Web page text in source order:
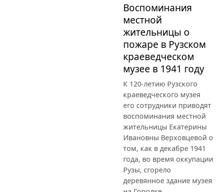
Воспоминания
местной
жительницы о
пожаре в Рузском
краеведческом
музее в 1941 году
К 120-летию Рузского
краеведческого музея
его сотрудники приводят
воспоминания местной
жительницы Екатерины
Ивановны Верховцевой о
том, как в декабре 1941
года, во время оккупации
Рузы, сгорело
деревянное здание музея